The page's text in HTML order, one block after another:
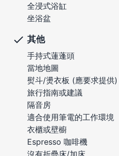
全浸式浴缸
坐浴盆
其他
手持式蓮蓬頭
當地地圖
熨斗/燙衣板 (應要求提供)
旅行指南或建議
隔音房
適合使用筆電的工作環境
衣櫃或壁櫥
Espresso 咖啡機
沒有折疊床/加床